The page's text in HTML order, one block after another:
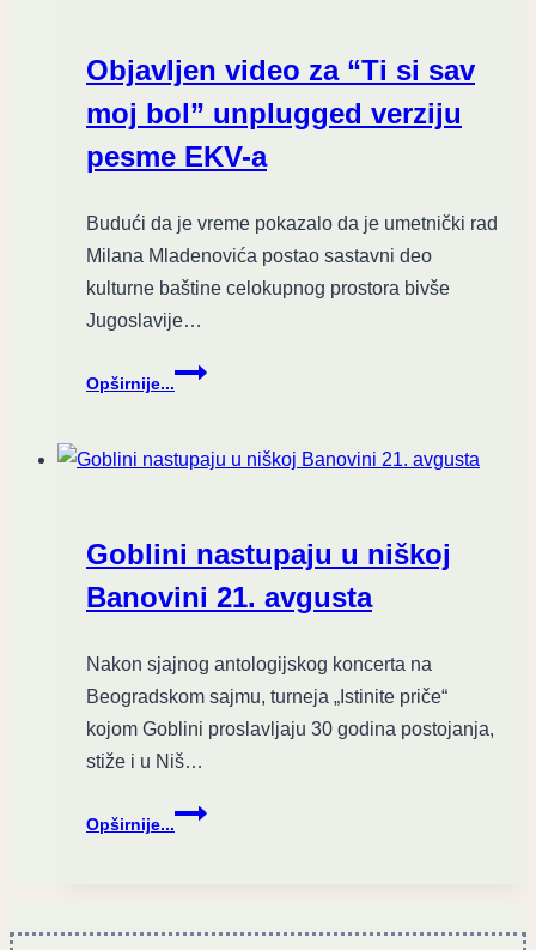
Objavljen video za “Ti si sav
moj bol” unplugged verziju
pesme EKV-a
Budući da je vreme pokazalo da je umetnički rad
Milana Mladenovića postao sastavni deo
kulturne baštine celokupnog prostora bivše
Jugoslavije…
Opširnije...
Objavljen
video
“Ti
bol”
unplugged
verziju
EKV-
a
Goblini nastupaju u niškoj
Banovini 21. avgusta
Nakon sjajnog antologijskog koncerta na
Beogradskom sajmu, turneja „Istinite priče“
kojom Goblini proslavljaju 30 godina postojanja,
stiže i u Niš…
Opširnije...
Goblini
nastupaju